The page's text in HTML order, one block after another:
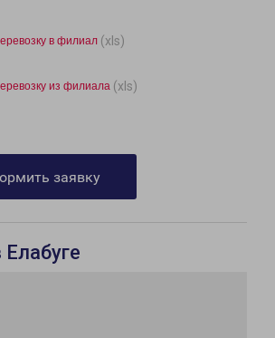
в филиал (xls)
из филиала (xls)
заявку